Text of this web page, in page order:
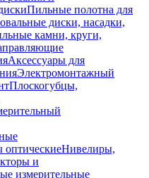
Пильные полотна для
диски, насадки,
камни, круги,
Аксессуары для
Электромонтажный
Плоскогубцы,
оптическиеНивелиры,
и
измерительные